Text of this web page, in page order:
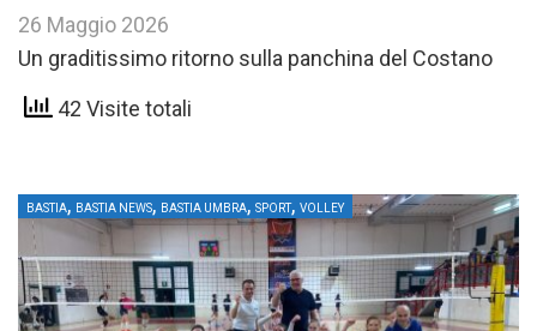
26 Maggio 2026
Un graditissimo ritorno sulla panchina del Costano
42 Visite totali
BASTIA, BASTIA NEWS, BASTIA UMBRA, SPORT, VOLLEY